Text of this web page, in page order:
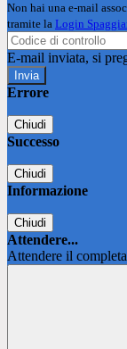
Non hai una e-mail
tramite la Login
E-mail inviata, si
Errore
Chiudi
Successo
Chiudi
Informazione
Chiudi
Attendere...
Attendere il